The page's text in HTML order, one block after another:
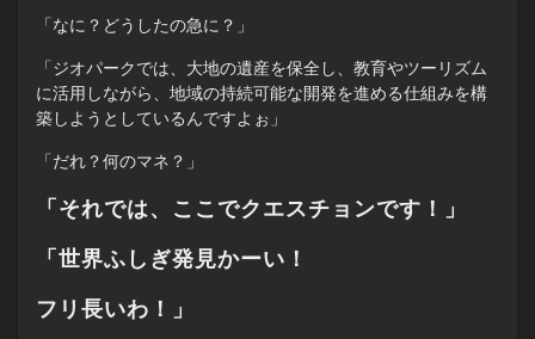
「なに？どうしたの急に？」
「ジオパークでは、大地の遺産を保全し、教育やツーリズム
に活用しながら、地域の持続可能な開発を進める仕組みを構
築しようとしているんですよぉ」
「だれ？何のマネ？」
「それでは、ここでクエスチョンです！」
「世界ふしぎ発見かーい！
フリ長いわ！」